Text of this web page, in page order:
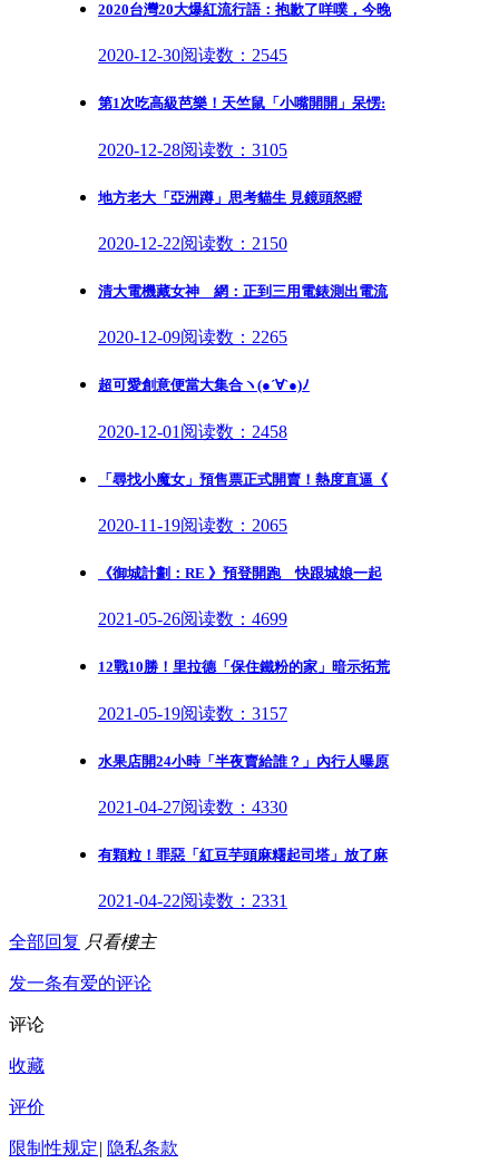
2020台灣20大爆紅流行語：抱歉了咩噗，今晚
2020-12-30阅读数：2545
第1次吃高級芭樂！天竺鼠「小嘴開開」呆愣:
2020-12-28阅读数：3105
地方老大「亞洲蹲」思考貓生 見鏡頭怒瞪
2020-12-22阅读数：2150
清大電機藏女神 網：正到三用電錶測出電流
2020-12-09阅读数：2265
超可愛創意便當大集合ヽ(●´∀`●)ﾉ
2020-12-01 阅读数：2458
「尋找小魔女」預售票正式開賣！熱度直逼《
2020-11-19阅读数：2065
《御城計劃：RE 》預登開跑 快跟城娘一起
2021-05-26阅读数：4699
12戰10勝！里拉德「保住鐵粉的家」暗示拓荒
2021-05-19阅读数：3157
水果店開24小時「半夜賣給誰？」內行人曝原
2021-04-27阅读数：4330
有顆粒！罪惡「紅豆芋頭麻糬起司塔」放了麻
2021-04-22阅读数：2331
全部回复 只看樓主
发一条有爱的评论
评论
收藏
评价
限制性规定| 隐私条款